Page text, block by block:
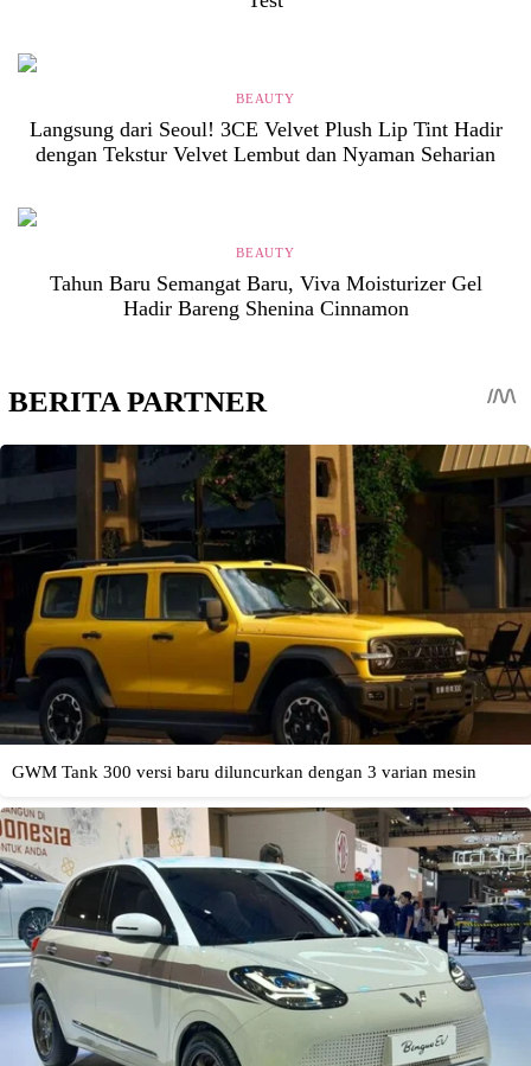
BEAUTY
Langsung dari Seoul! 3CE Velvet Plush Lip Tint Hadir
dengan Tekstur Velvet Lembut dan Nyaman Seharian
BEAUTY
Tahun Baru Semangat Baru, Viva Moisturizer Gel
Hadir Bareng Shenina Cinnamon